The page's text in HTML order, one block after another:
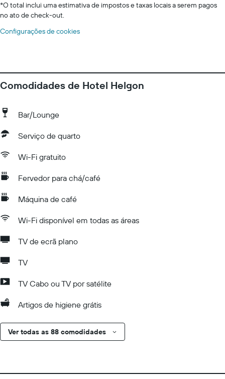
*O total inclui uma estimativa de impostos e taxas locais a serem pagos
no ato de check-out.
Configurações de cookies
Comodidades de Hotel Helgon
Bar/Lounge
Serviço de quarto
Wi-Fi gratuito
Fervedor para chá/café
Máquina de café
Wi-Fi disponível em todas as áreas
TV de ecrã plano
TV
TV Cabo ou TV por satélite
Artigos de higiene grátis
Ver todas as 88 comodidades